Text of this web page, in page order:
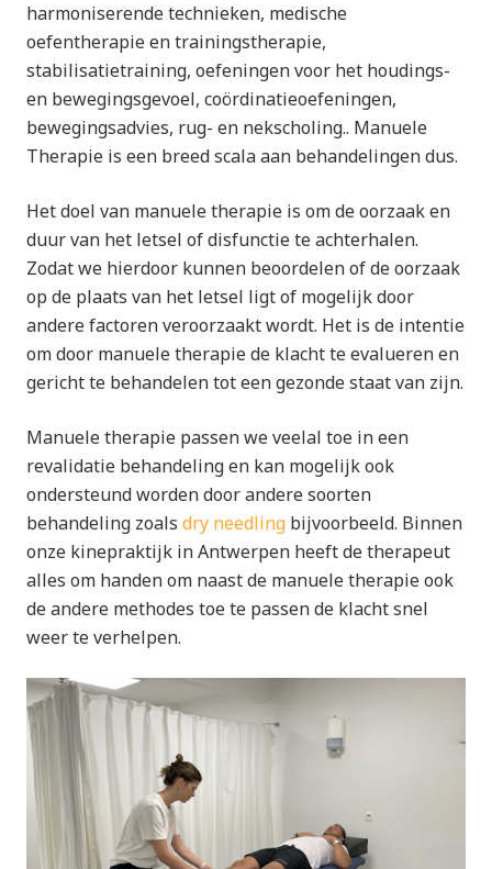
harmoniserende technieken, medische
oefentherapie en trainingstherapie,
stabilisatietraining, oefeningen voor het houdings-
en bewegingsgevoel, coördinatieoefeningen,
bewegingsadvies, rug- en nekscholing.. Manuele
Therapie is een breed scala aan behandelingen dus.
Het doel van manuele therapie is omde oorzaak en
duur van het letsel of disfunctie te achterhalen.
Zodat we hierdoor kunnen beoordelen of de oorzaak
op de plaats van het letsel ligt of mogelijk door
andere factoren veroorzaakt wordt. Het is de intentie
om door manuele therapie de klacht te evalueren en
gericht te behandelen tot een gezonde staat van zijn.
Manuele therapie passen we veelal toe in een
revalidatie behandeling en kan mogelijk ook
ondersteund worden door andere soorten
behandeling zoals dry needling bijvoorbeeld. Binnen
onze kinepraktijk in Antwerpen heeft de therapeut
alles om handen om naast de manuele therapie ook
de andere methodes toe te passen de klacht snel
weer te verhelpen.